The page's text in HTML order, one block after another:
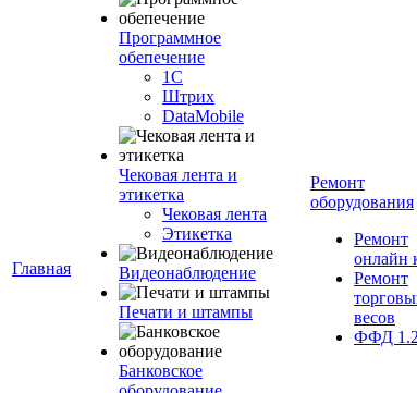
Главная
Программное
обепечение
1С
Штрих
DataMobile
Чековая лента и
этикетка
Чековая лента
Этикетка
Видеонаблюдение
Печати и штампы
Банковское
Ремонт
оборудования
Ремонт
онлайн
Ремонт
весов
ФФД 1.2